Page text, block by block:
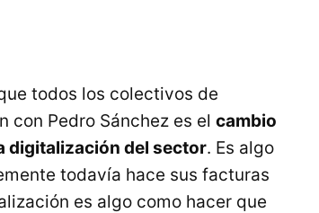
todos los colectivos de
con Pedro Sánchez es el cambio
digitalización del sector. Es algo
todavía hace sus facturas
es algo como hacer que